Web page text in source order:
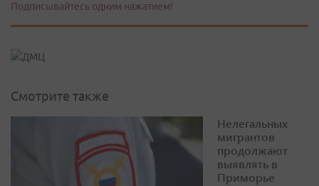
Подписывайтесь одним нажатием!
Смотрите также
Нелегальных
мигрантов
продолжают
выявлять в
Приморье